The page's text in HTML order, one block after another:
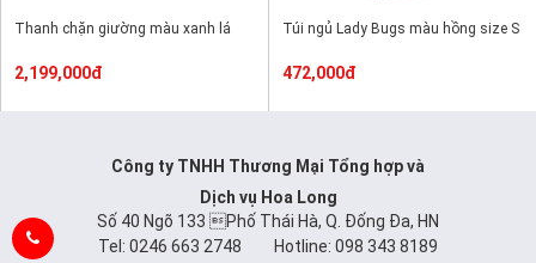
Thanh chặn giường màu xanh lá
2,199,000đ
Túi ngủ Lady Bugs màu hồng size S
472,000đ
Công ty TNHH Thương Mại Tổng hợp và
Dịch vụ Hoa Long
Số 40 Ngõ 133 Phố Thái Hà, Q. Đống Đa, HN
Tel: 0246 663 2748 Hotline: 098 343 8189